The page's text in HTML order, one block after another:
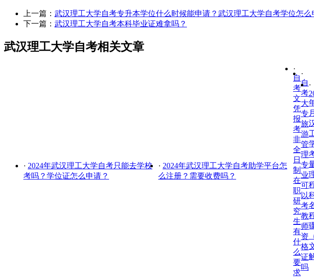
上一篇： 武汉理工大学自考专升本学位什么时候能申请？武汉理工大学自考学位怎么
下一篇： 武汉理工大学自考本科毕业证难拿吗？
武汉理工大学自考相关文章
· 2024年武汉理工大学自考只能去学校
考吗？学位证怎么申请？
· 2024年武汉理工大学自考助学平台怎
么注册？需要收费吗？
·
自
考
文
凭
报
考
非
全
日
制
在
职
研
究
生
有
什
么
要
求
·
自
考
大
专
旅
游
管
理
专
业
可
以
考
教
师
资
格
证
吗
·